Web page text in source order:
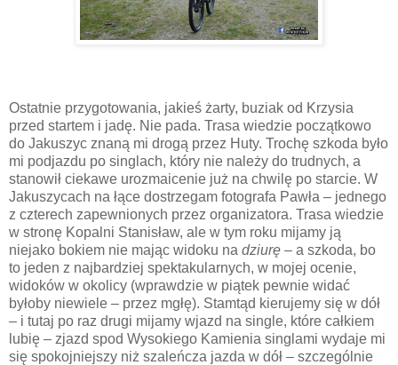
Ostatnie przygotowania, jakieś żarty, buziak od Krzysia
przed startem i jadę. Nie pada. Trasa wiedzie początkowo
do Jakuszyc znaną mi drogą przez Huty. Trochę szkoda było
mi podjazdu po singlach, który nie należy do trudnych, a
stanowił ciekawe urozmaicenie już na chwilę po starcie. W
Jakuszycach na łące dostrzegam fotografa Pawła – jednego
z czterech zapewnionych przez organizatora. Trasa wiedzie
w stronę Kopalni Stanisław, ale w tym roku mijamy ją
niejako bokiem nie mając widoku na dziurę – a szkoda, bo
to jeden z najbardziej spektakularnych, w mojej ocenie,
widoków w okolicy (wprawdzie w piątek pewnie widać
byłoby niewiele – przez mgłę). Stamtąd kierujemy się w dół
– i tutaj po raz drugi mijamy wjazd na single, które całkiem
lubię – zjazd spod Wysokiego Kamienia singlami wydaje mi
się spokojniejszy niż szaleńcza jazda w dół – szczególnie